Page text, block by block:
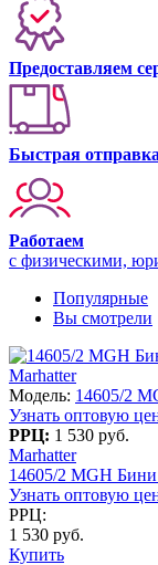
Предоставляем
Быстрая отправка
Работаем
с физическими,
Популярные
Вы смотрели
Marhatter
Модель: 14605/2
Узнать оптовую
РРЦ: 1 530 руб.
Marhatter
14605/2 MGH
Узнать оптовую
РРЦ:
1 530 руб.
Купить